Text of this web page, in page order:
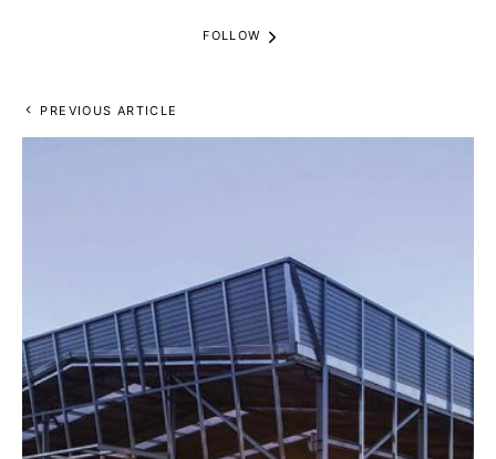
FOLLOW
PREVIOUS ARTICLE